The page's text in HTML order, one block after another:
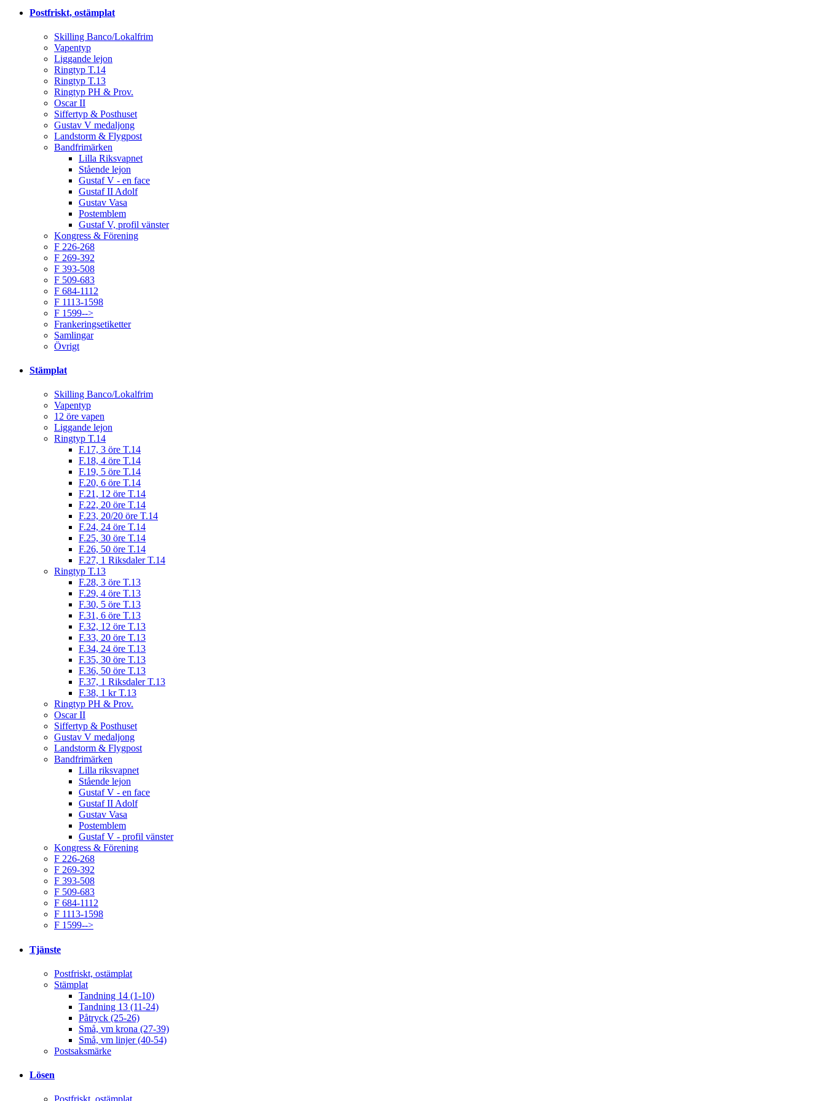
Postfriskt, ostämplat
Skilling Banco/Lokalfrim
Vapentyp
Liggande lejon
Ringtyp T.14
Ringtyp T.13
Ringtyp PH & Prov.
Oscar II
Siffertyp & Posthuset
Gustav V medaljong
Landstorm & Flygpost
Bandfrimärken
Lilla Riksvapnet
Stående lejon
Gustaf V - en face
Gustaf II Adolf
Gustav Vasa
Postemblem
Gustaf V, profil vänster
Kongress & Förening
F 226-268
F 269-392
F 393-508
F 509-683
F 684-1112
F 1113-1598
F 1599-->
Frankeringsetiketter
Samlingar
Övrigt
Stämplat
Skilling Banco/Lokalfrim
Vapentyp
12 öre vapen
Liggande lejon
Ringtyp T.14
F.17, 3 öre T.14
F.18, 4 öre T.14
F.19, 5 öre T.14
F.20, 6 öre T.14
F.21, 12 öre T.14
F.22, 20 öre T.14
F.23, 20/20 öre T.14
F.24, 24 öre T.14
F.25, 30 öre T.14
F.26, 50 öre T.14
F.27, 1 Riksdaler T.14
Ringtyp T.13
F.28, 3 öre T.13
F.29, 4 öre T.13
F.30, 5 öre T.13
F.31, 6 öre T.13
F.32, 12 öre T.13
F.33, 20 öre T.13
F.34, 24 öre T.13
F.35, 30 öre T.13
F.36, 50 öre T.13
F.37, 1 Riksdaler T.13
F.38, 1 kr T.13
Ringtyp PH & Prov.
Oscar II
Siffertyp & Posthuset
Gustav V medaljong
Landstorm & Flygpost
Bandfrimärken
Lilla riksvapnet
Stående lejon
Gustaf V - en face
Gustaf II Adolf
Gustav Vasa
Postemblem
Gustaf V - profil vänster
Kongress & Förening
F 226-268
F 269-392
F 393-508
F 509-683
F 684-1112
F 1113-1598
F 1599-->
Tjänste
Postfriskt, ostämplat
Stämplat
Tandning 14 (1-10)
Tandning 13 (11-24)
Påtryck (25-26)
Små, vm krona (27-39)
Små, vm linjer (40-54)
Postsaksmärke
Lösen